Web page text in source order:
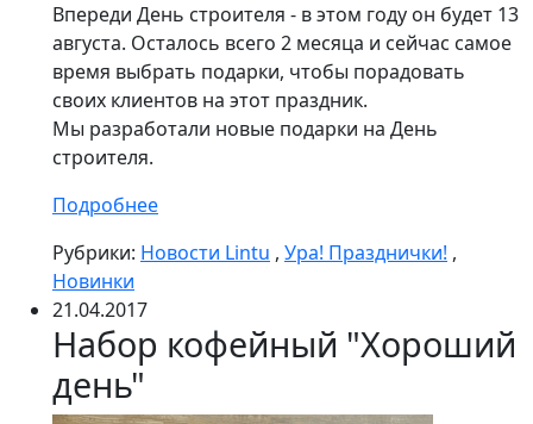
Впереди День строителя - в этом году он будет 13
августа. Осталось всего 2 месяца и сейчас самое
время выбрать подарки, чтобы порадовать
своих клиентов на этот праздник.
Мы разработали новые подарки на День
строителя.
Подробнее
Рубрики: Новости Lintu , Ура! Празднички! ,
Новинки
21.04.2017
Набор кофейный "Хороший
день"